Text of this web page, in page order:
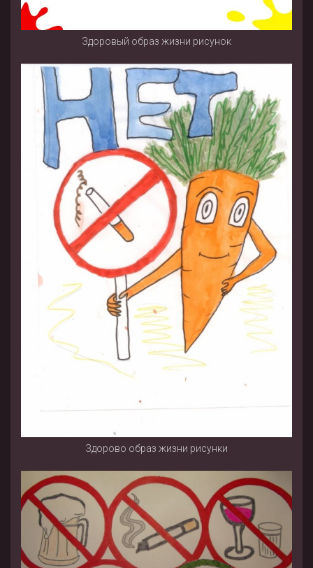
Здоровый образ жизни рисунок
Здорово образ жизни рисунки